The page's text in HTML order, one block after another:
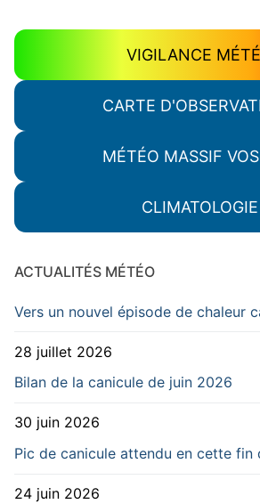
VIGILANCE
CARTE
MÉTÉO MASSIF
CLIMATOLOGIE
ACTUALITÉS MÉTÉO
Vers un nouvel épisode de chaleur
28 juillet 2026
Bilan de la canicule de juin 2026
30 juin 2026
Pic de canicule attendu en cette fin
24 juin 2026